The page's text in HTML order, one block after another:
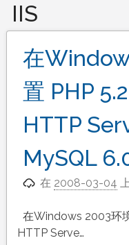
IIS
在
置 PHP
HTTP
MySQL
在 2008-03-04
在Windows 2003环
HTTP Serve…